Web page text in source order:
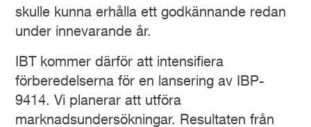
skulle kunna erhålla ett godkännande redan
under innevarande år.
IBT kommer därför att intensifiera
förberedelserna för en lansering av IBP-
9414. Vi planerar att utföra
marknadsundersökningar. Resultaten från